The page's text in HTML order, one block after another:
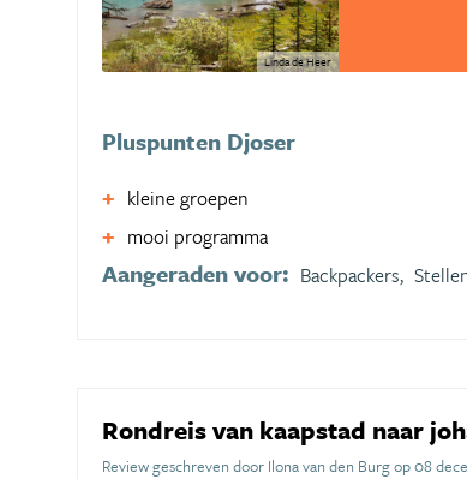
Linda de Heer
Pluspunten Djoser
kleine groepen
mooi programma
Aangeraden voor: Backpackers,
Rondreis van kaapstad naar
Review geschreven door Ilona van den Burg op 08